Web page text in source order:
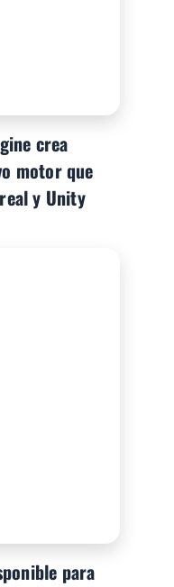
crea
motor que
y Unity
para